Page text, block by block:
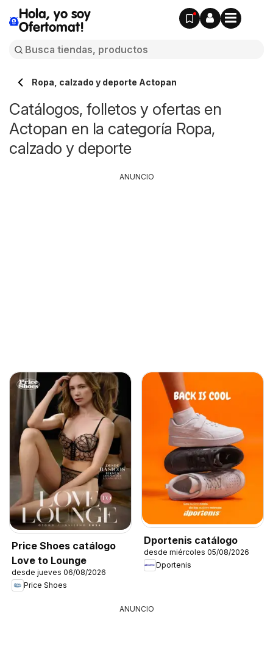
Hola, yo soy
Ofertomat!
Ropa, calzado y deporte Actopan
Catálogos, folletos y ofertas en
Actopan en la categoría Ropa,
calzado y deporte
Price Shoes catálogo
Love to Lounge
desde jueves 06/08/2026
Price Shoes
Dportenis catálogo
desde miércoles 05/08/2026
Dportenis
ANUNCIO
ANUNCIO